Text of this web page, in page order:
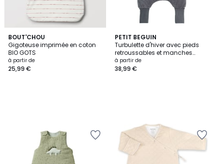
BOUT'CHOU
Gigoteuse imprimée en coton
BIO GOTS
à partir de
25,99 €
PETIT BEGUIN
Turbulette d'hiver avec pieds
retroussables et manches
amovibles Boavista
à partir de
38,99 €